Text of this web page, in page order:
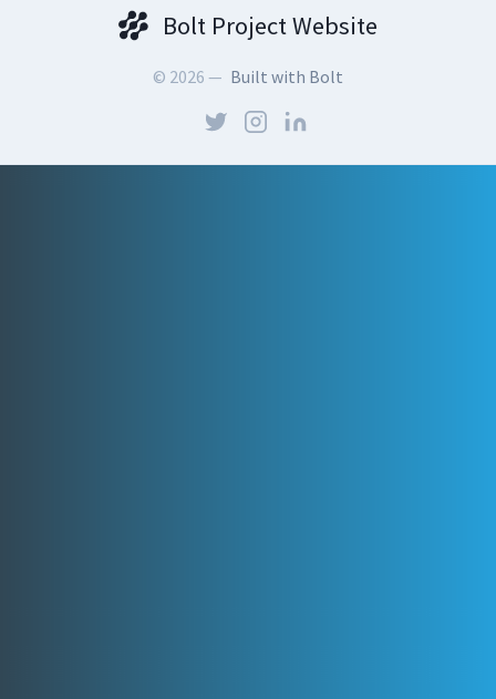
Bolt Project Website
© 2026 — Built with Bolt